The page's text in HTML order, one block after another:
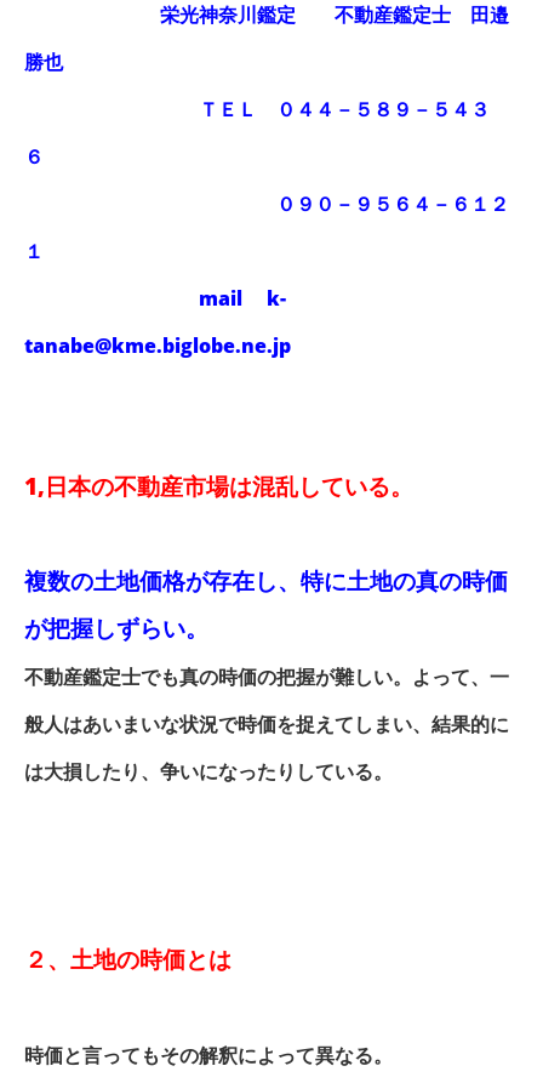
栄光神奈川鑑定 不動産鑑定士 田邉
勝也
ＴＥＬ ０４４－５８９－５４３
６
０９０－９５６４－６１２
１
mail k-
tanabe@kme.biglobe.ne.jp
1,日本の不動産市場は混乱している。
複数の土地価格が存在し、特に土地の真の時価
が把握しずらい。
不動産鑑定士でも真の時価の把握が難しい。よって、一
般人はあいまいな状況で時価を捉えてしまい、 結果的に
は大損したり、争いになったりしている。
２、土地の時価とは
時価と言ってもその解釈によって異なる。